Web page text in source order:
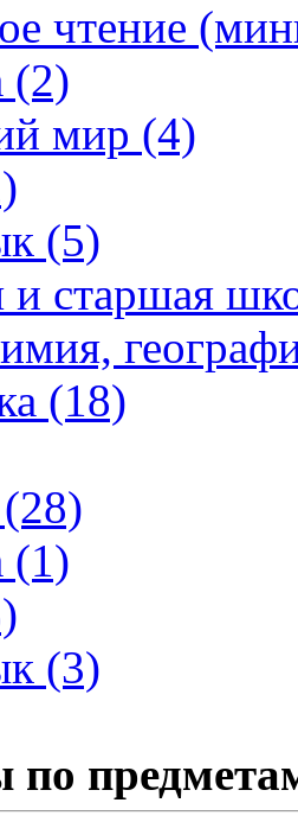
чтение
(2)
мир (4)
(5)
и старшая
(18)
(1)
(3)